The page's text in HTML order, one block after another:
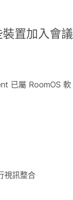
置加入會議
已屬 RoomOS 軟
視訊整合